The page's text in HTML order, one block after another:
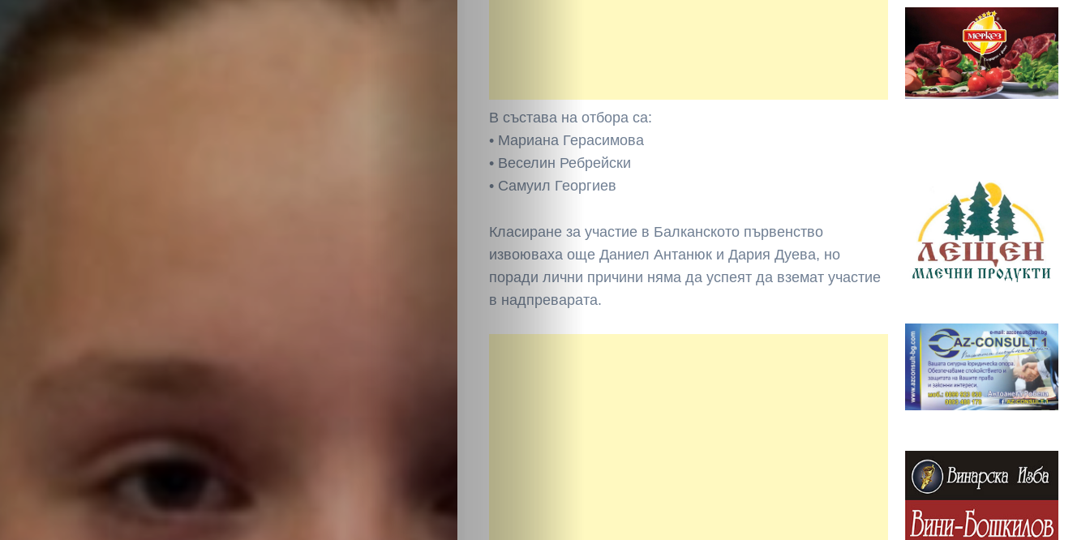
В състава на отбора са:
• Мариана Герасимова
• Веселин Ребрейски
• Самуил Георгиев
Класиране за участие в Балканското първенство
извоюваха още Даниел Антанюк и Дария Дуева, но
поради лични причини няма да успеят да вземат участие
в надпреварата.